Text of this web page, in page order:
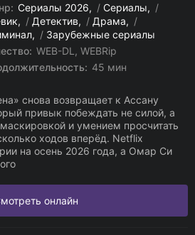
Сериалы 2026 / Сериалы
/
/ Детектив / Драма
/
/ Зарубежные сериалы
WEB-DL, WEBRip
45 мин
снова возвращает к Ассану
привык побеждать не силой, а
и умением просчитать
ходов вперёд. Netflix
на осень 2026 года, а Омар Си
онлайн